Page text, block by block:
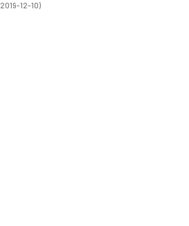
2019-12-10)